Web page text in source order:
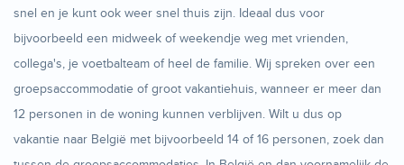
snel en je kunt ook weer snel thuis zijn. Ideaal dus voor
bijvoorbeeld een midweek of weekendje weg met vrienden,
collega's, je voetbalteam of heel de familie. Wij spreken over een
groepsaccommodatie of groot vakantiehuis, wanneer er meer dan
12 personen in de woning kunnen verblijven. Wilt u dus op
vakantie naar België met bijvoorbeeld 14 of 16 personen, zoek dan